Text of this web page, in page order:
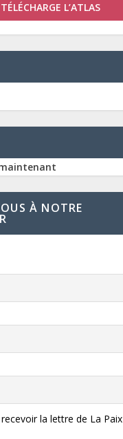
TÉLÉCHARGE L’ATLAS
À NOTRE
la lettre de La Paix